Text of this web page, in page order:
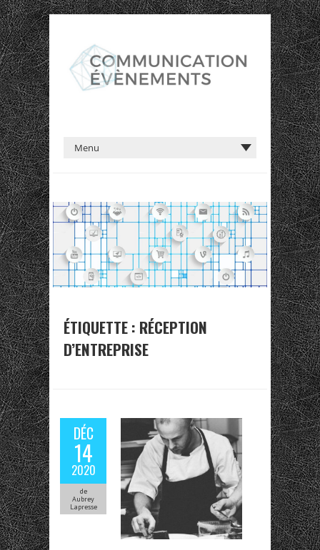
ÉTIQUETTE : RÉCEPTION
D’ENTREPRISE
DÉC
14
2020
de
Aubrey
Lapresse